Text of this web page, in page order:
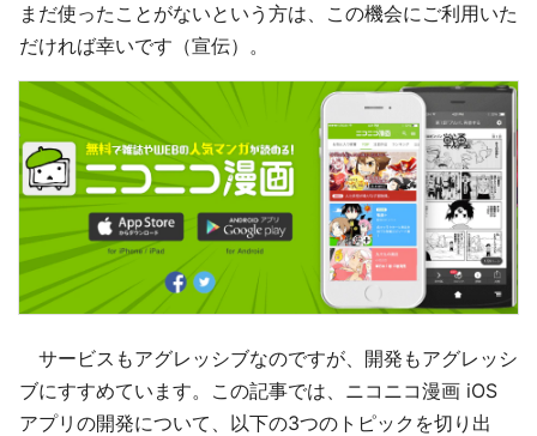
まだ使ったことがないという方は、この機会にご利用いた
だければ幸いです（宣伝）。
サービスもアグレッシブなのですが、開発もアグレッシ
ブにすすめています。この記事では、ニコニコ漫画 iOS
アプリの開発について、以下の3つのトピックを切り出